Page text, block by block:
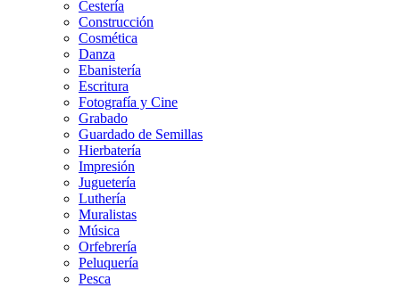
Cestería
Construcción
Cosmética
Danza
Ebanistería
Escritura
Fotografía y Cine
Grabado
Guardado de Semillas
Hierbatería
Impresión
Juguetería
Luthería
Muralistas
Música
Orfebrería
Peluquería
Pesca